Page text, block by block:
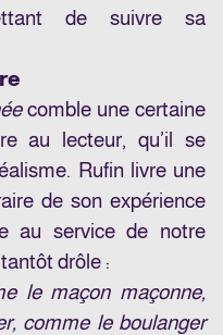
de suivre sa
comble une certaine
au lecteur, qu’il se
Rufin livre une
de son expérience
au service de notre
drôle :
le maçon maçonne,
comme le boulanger